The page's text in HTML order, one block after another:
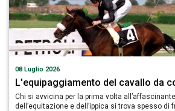
08 Luglio 2026
L'equipaggiamento del cavallo da
Chi si avvicina per la prima volta
dell’equitazione e dell’ippica si trova spesso di